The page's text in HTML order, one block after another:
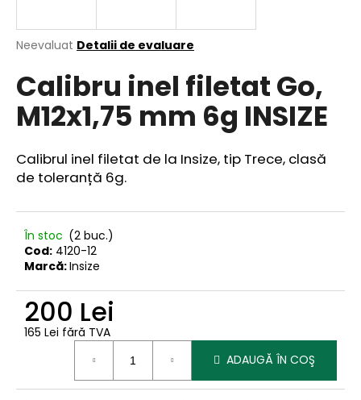
Evaluarea
a
produsului
este
0,0
5
stele.
Neevaluat Detalii de evaluare
Calibru inel filetat Go,
M12x1,75 mm 6g INSIZE
Calibrul inel filetat de la Insize, tip Trece, clasă
de toleranță 6g.
În stoc (2 buc.)
Cod: 4120-12
Marcă:Insize
200 Lei
165 Lei fără TVA
ADAUGĂ ÎN COŞ
ă
r
e
o
m
n
d
ă
m